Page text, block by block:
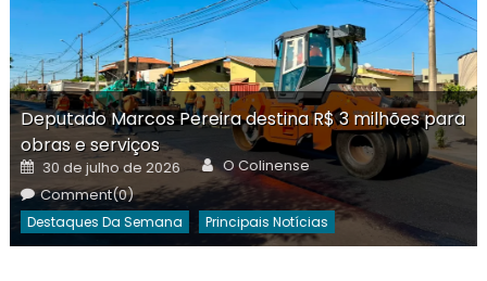
Deputado Marcos Pereira destina R$ 3 milhões para
obras e serviços
Posted
on
30 de julho de 2026 Author
O Colinense
Comment(0)
Destaques Da Semana Principais Notícias